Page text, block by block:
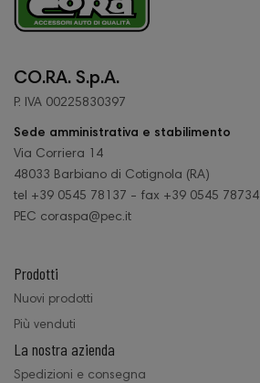
CO.RA. S.p.A.
P. IVA 00225830397
Sede amministrativa e stabilimento
Via Corriera 14
48033 Barbiano di Cotignola (RA)
tel +39 0545 78137 - fax +39 0545 78734
PEC coraspa@pec.it
Prodotti
Nuovi prodotti
Più venduti
La nostra azienda
Spedizioni e consegna